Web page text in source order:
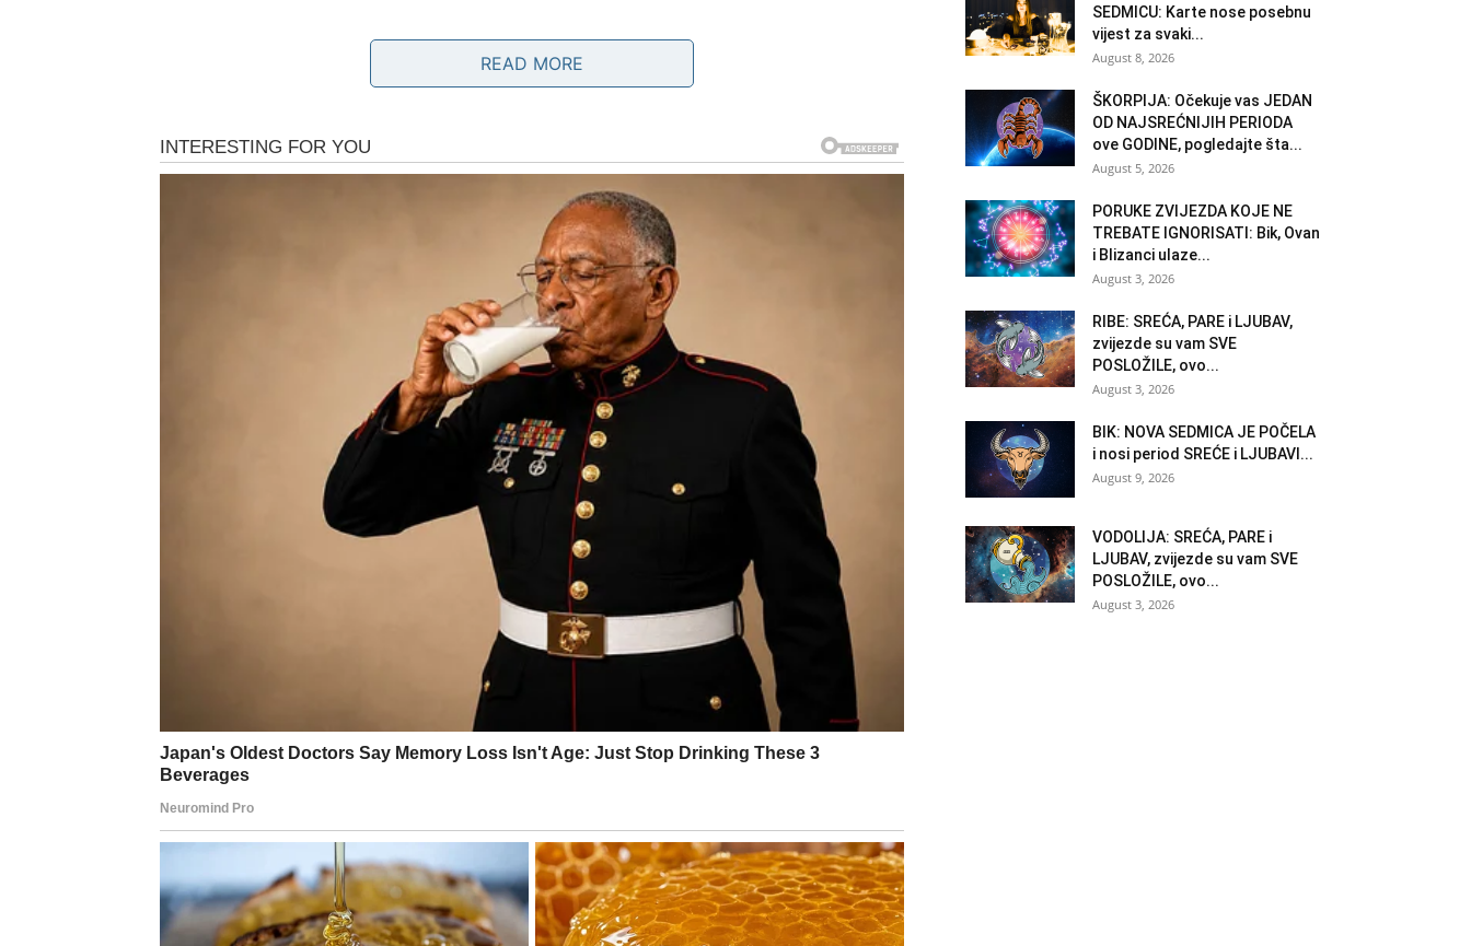
Ako ste u vezi, vikend je idealan za razgovore i rešavanje sitnih nesporazuma. Iskrenost može
Rakovi ovog vikenda osećaju snažnu potrebu za emocijama i bliskošću. Ako ste u vezi, možete
očekivati nežne i romantične trenutke sa partnerom.
Slobodni Rakovi mogu doživeti susret koji budi posebne emocije. Moguće je i javljanje osobe iz
prošlosti koja još uvek misli na vas.
Važno je da slušate svoje srce, ali i da ne žurite sa odlukama.
Lavovima vikend donosi priliku da pokažu koliko im je stalo do osobe koju vole. Ako ste u vezi,
možete planirati romantičan izlazak ili iznenađenje za partnera.
Slobodni Lavovi mogu privući pažnju osobe koja je dugo posmatrala sa strane. Moguće je
poznanstvo koje počinje spontano, ali ima potencijal da se razvije u nešto više.
Devica
Device ovog vikenda razmišljaju o emocijama više nego obično. Ako ste u vezi, možete voditi
važan razgovor sa partnerom koji će razjasniti neke stvari iz prošlosti.
Slobodne Device mogu upoznati osobu koja im donosi osećaj stabilnosti i poverenja. Važno je da
ne analizirate previše situaciju, već da dopustite emocijama da se razvijaju prirodno.
READ MORE
SEDMICU: Karte nose posebnu
vijest za svaki...
August 8, 2026
ŠKORPIJA: Očekuje vas JEDAN
OD NAJSREĆNIJIH PERIODA
ove GODINE, pogledajte šta...
August 5, 2026
PORUKE ZVIJEZDA KOJE NE
TREBATE IGNORISATI: Bik, Ovan
i Blizanci ulaze...
August 3, 2026
RIBE: SREĆA, PARE i LJUBAV,
zvijezde su vam SVE
POSLOŽILE, ovo...
August 3, 2026
BIK: NOVA SEDMICA JE POČELA
i nosi period SREĆE i LJUBAVI...
August 9, 2026
VODOLIJA: SREĆA, PARE i
LJUBAV, zvijezde su vam SVE
POSLOŽILE, ovo...
August 3, 2026